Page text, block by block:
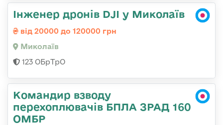
Інженер дронів DJI у Миколаїв
від 20000 до 120000 грн
Миколаїв
123 ОБрТрО
Командир взводу
перехоплювачів БПЛА ЗРАД 160
ОМБР